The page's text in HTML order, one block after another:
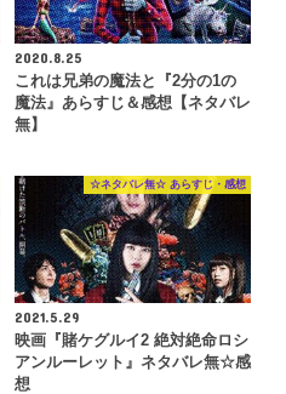
2020.8.25
これは兄弟の魔法と『2分の1の
魔法』あらすじ＆感想【ネタバレ
無】
☆ネタバレ無☆ あらすじ・感想
2021.5.29
映画『賭ケグルイ2 絶対絶命ロシ
アンルーレット』ネタバレ無☆感
想